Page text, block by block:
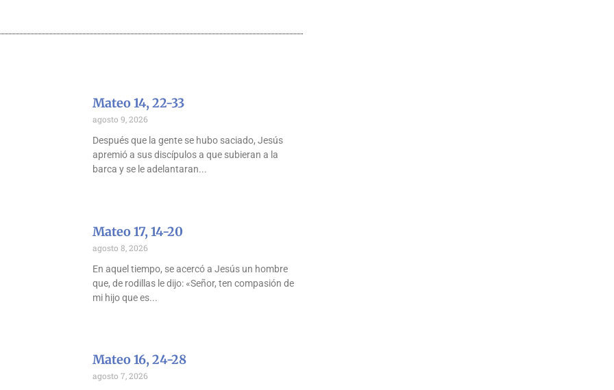
Mateo 14, 22-33
agosto 9, 2026
Después que la gente se hubo saciado, Jesús
apremió a sus discípulos a que subieran a la
barca y se le adelantaran
Mateo 17, 14-20
agosto 8, 2026
En aquel tiempo, se acercó a Jesús un hombre
que, de rodillas le dijo: «Señor, ten compasión de
mi hijo que es
Mateo 16, 24-28
agosto 7, 2026